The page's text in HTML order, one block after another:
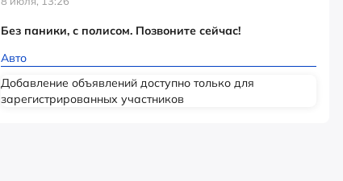
Без паники, с полисом. Позвоните сейчас!
Авто
Добавление объявлений доступно только для
зарегистрированных участников